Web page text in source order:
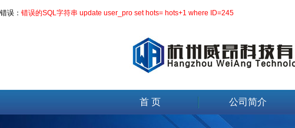
错误： 错误的SQL字符串 update user_pro set hots= hots+1 where ID=245
首 页 公司简介